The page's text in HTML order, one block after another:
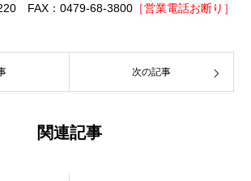
FAX：0479-68-3800 ［営業電話お断り］
次の記事
関連記事